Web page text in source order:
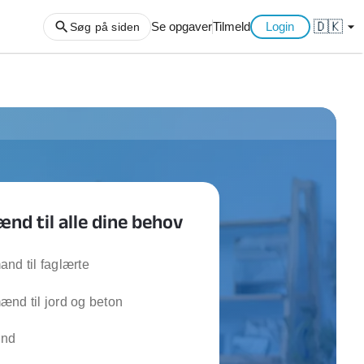
hvidevarer
Søg på siden Se opgaverTilmeld Login 🇩🇰 arrow_drop_down
til alle dine behov
til faglærte
til jord og beton